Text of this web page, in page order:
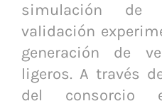
simulación
validación
generación de
ligeros. A través
del consorcio